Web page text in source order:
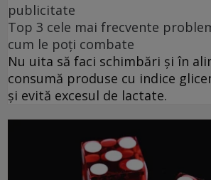
publicitate
Top 3 cele mai frecvente
cum le poți combate
Nu uita să faci schimbări și în
consumă produse cu indice
și evită excesul de lactate.